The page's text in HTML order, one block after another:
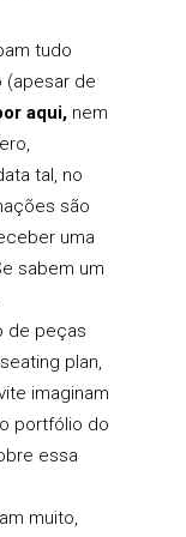
tudo
(apesar de
aqui, nem
tal, no
são
uma
sabem um
de peças
plan,
imaginam
portfólio do
essa
muito,